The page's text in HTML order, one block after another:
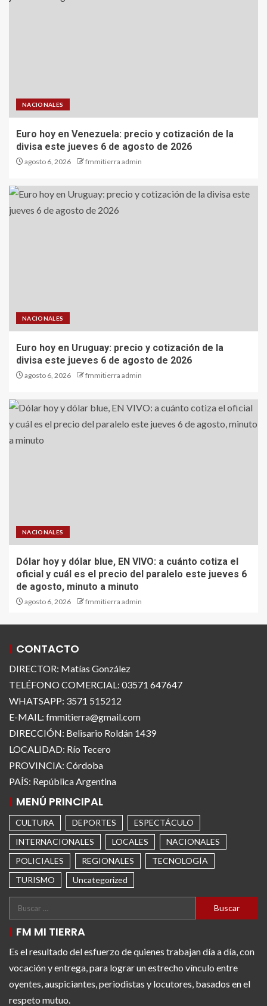
NACIONALES
Euro hoy en Venezuela: precio y cotización de la
divisa este jueves 6 de agosto de 2026
agosto 6, 2026 fmmitierra admin
NACIONALES
Euro hoy en Uruguay: precio y cotización de la
divisa este jueves 6 de agosto de 2026
agosto 6, 2026 fmmitierra admin
NACIONALES
Dólar hoy y dólar blue, EN VIVO: a cuánto cotiza el
oficial y cuál es el precio del paralelo este jueves 6
de agosto, minuto a minuto
agosto 6, 2026 fmmitierra admin
CONTACTO
DIRECTOR: Matías González
TELÉFONO COMERCIAL: 03571 647647
WHATSAPP: 3571 515212
E-MAIL: fmmitierra@gmail.com
DIRECCIÓN: Belisario Roldán 1439
LOCALIDAD: Río Tecero
PROVINCIA: Córdoba
PAÍS: República Argentina
MENÚ PRINCIPAL
CULTURA DEPORTES
ESPECTÁCULO
INTERNACIONALES
LOCALES
NACIONALES
POLICIALES
REGIONALES
TECNOLOGÍA
TURISMO
Uncategorized
FM MI TIERRA
Es el resultado del esfuerzo de quienes trabajan día a día, con
vocación y entrega, para lograr un estrecho vínculo entre
oyentes, auspiciantes, periodistas y locutores, basados en el
respeto mutuo.